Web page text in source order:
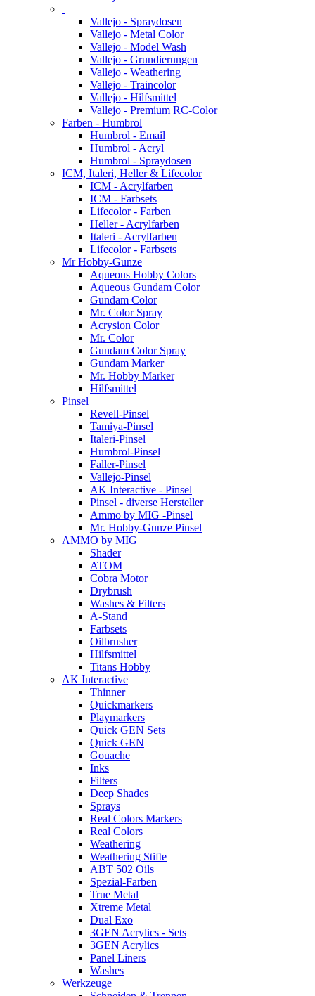
Vallejo - Spraydosen
Vallejo - Metal Color
Vallejo - Model Wash
Vallejo - Grundierungen
Vallejo - Weathering
Vallejo - Traincolor
Vallejo - Hilfsmittel
Vallejo - Premium RC-Color
Farben - Humbrol
Humbrol - Email
Humbrol - Acryl
Humbrol - Spraydosen
ICM, Italeri, Heller & Lifecolor
ICM - Acrylfarben
ICM - Farbsets
Lifecolor - Farben
Heller - Acrylfarben
Italeri - Acrylfarben
Lifecolor - Farbsets
Mr Hobby-Gunze
Aqueous Hobby Colors
Aqueous Gundam Color
Gundam Color
Mr. Color Spray
Acrysion Color
Mr. Color
Gundam Color Spray
Gundam Marker
Mr. Hobby Marker
Hilfsmittel
Pinsel
Revell-Pinsel
Tamiya-Pinsel
Italeri-Pinsel
Humbrol-Pinsel
Faller-Pinsel
Vallejo-Pinsel
AK Interactive - Pinsel
Pinsel - diverse Hersteller
Ammo by MIG -Pinsel
Mr. Hobby-Gunze Pinsel
AMMO by MIG
Shader
ATOM
Cobra Motor
Drybrush
Washes & Filters
A-Stand
Farbsets
Oilbrusher
Hilfsmittel
Titans Hobby
AK Interactive
Thinner
Quickmarkers
Playmarkers
Quick GEN Sets
Quick GEN
Gouache
Inks
Filters
Deep Shades
Sprays
Real Colors Markers
Real Colors
Weathering
Weathering Stifte
ABT 502 Oils
Spezial-Farben
True Metal
Xtreme Metal
Dual Exo
3GEN Acrylics - Sets
3GEN Acrylics
Panel Liners
Washes
Werkzeuge